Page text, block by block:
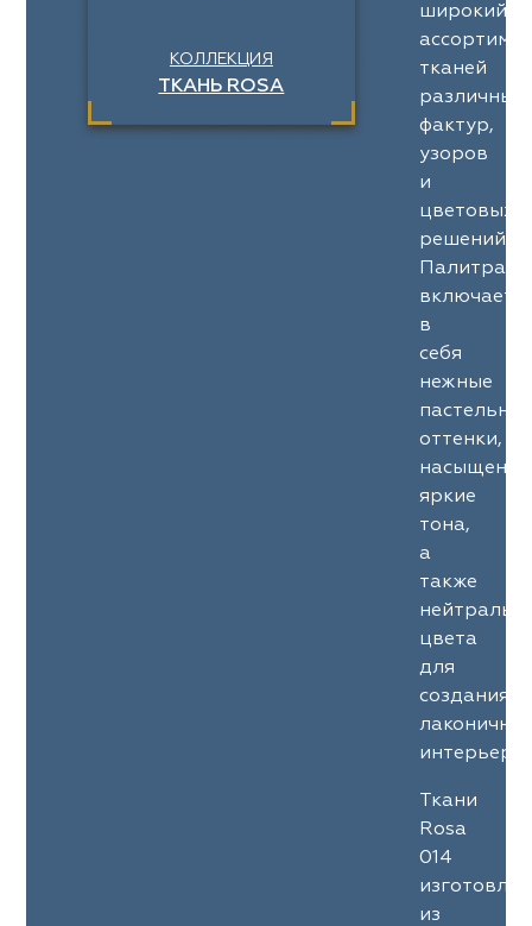
КОЛЛЕКЦИЯ
ТКАНЬ ROSA
широкий
тканей
различных
фактур,
узоров
и
цветовых
решений.
Палитра
включает
в
себя
нежные
оттенки,
яркие
тона,
а
также
цвета
для
создания
Ткани
Rosa
014
из